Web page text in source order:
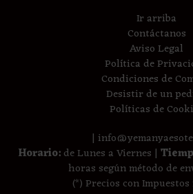
Ir arriba
Contáctanos
Aviso Legal
Política de
Condiciones de
Desistir de un
Políticas de
|
Horario:de Lunes a Viernes |
horas según método de
(*) Precios con